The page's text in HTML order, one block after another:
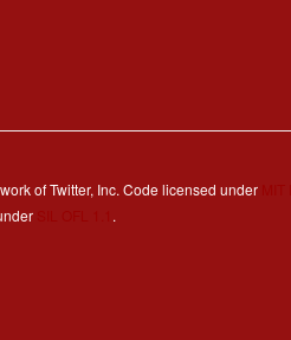
of Twitter, Inc. Code licensed under
.